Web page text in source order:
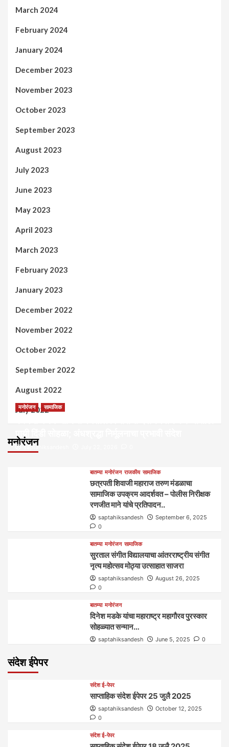
March 2024
February 2024
January 2024
December 2023
November 2023
October 2023
September 2023
August 2023
July 2023
June 2023
May 2023
April 2023
March 2023
February 2023
January 2023
December 2022
November 2022
October 2022
September 2022
August 2022
July 2022
मनोरंजन
मनोरंजन सामाजिक
पायी दिंडी सोहळा; अंधश्रद्धा निर्मूलनाचा प्रभावी संदेश
saptahiksandesh
बातम्या मनोरंजन राजकीय सामाजिक
छत्रपती शिवाजी महाराज तरुण मंडळाचा
सामाजिक उपक्रम आदर्शवत – पोलीस निरीक्षक
रणजीत माने यांचे प्रतिपादन..
saptahiksandesh
September 6, 2025
0
बातम्या मनोरंजन सामाजिक
सुरताल संगीत विद्यालयाचा आंतरराष्ट्रीय संगीत
नृत्य महोत्सव मोठ्या उत्साहात साजरा
saptahiksandesh
August 26, 2025
0
बातम्या मनोरंजन
दिनेश मडके यांचा महाराष्ट्र महागौरव‌ पुरस्कार‌‌‌
सोहळ्यात सन्मान…
saptahiksandesh June 5, 2025 0
संदेश ईपेपर
संदेश ई-पेपर
साप्ताहिक संदेश ईपेपर 25 जुलै 2025
saptahiksandesh
October 12, 2025
0
संदेश ई-पेपर